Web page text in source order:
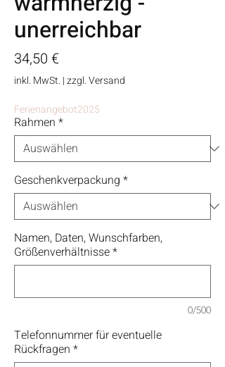
unerreichbar
34,50 €Preis
inkl. MwSt. |zzgl. Versand
Ferienangebot2025
Rahmen *
Geschenkverpackung *
Namen, Daten, Wunschfarben,
Größenverhältnisse*
0/500
Telefonnummer für eventuelle
Rückfragen *